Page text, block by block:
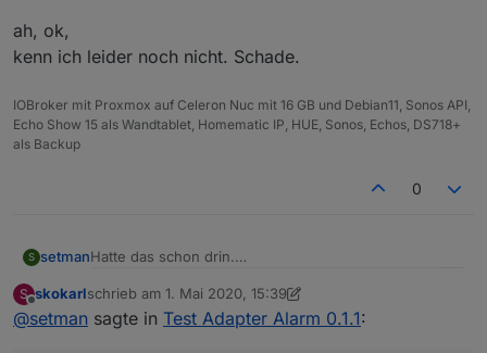
entity: alarm_control_panel.info_alarm_circuit_list
ah, ok,
kenn ich leider noch nicht. Schade.
IOBroker mit Proxmox auf Celeron Nuc mit 16 GB und Debian11, Sonos API,
Echo Show 15 als Wandtablet, Homematic IP, HUE, Sonos, Echos, DS718+
als Backup
0
S setmanHatte das schon drin.
S
Offline
skokarlschrieb am 1. Mai 2020, 15:39
zuletzt editiert von skokarl5. Jan. 2020, 17:44
@setman sagte in Test Adapter Alarm 0.1.1: